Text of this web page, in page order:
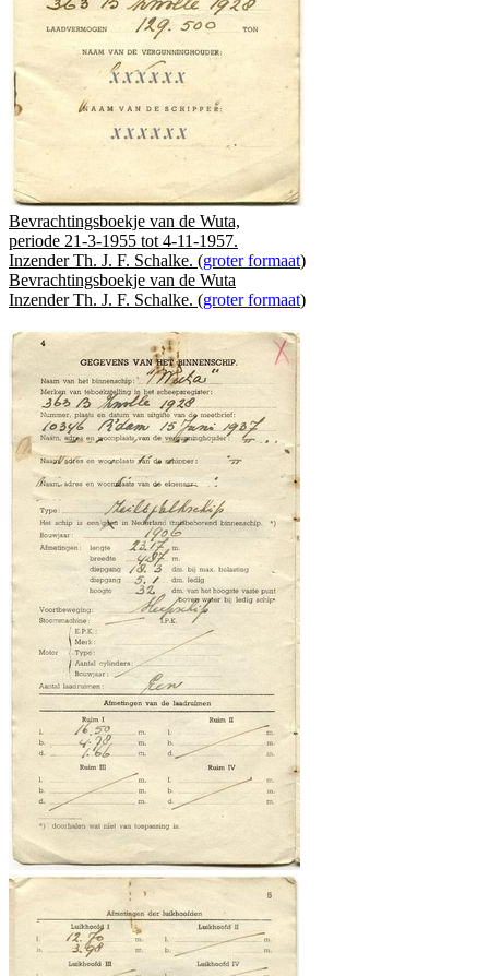
Bevrachtingsboekje van de Wuta,
periode 21-3-1955 tot 4-11-1957.
Inzender Th. J. F. Schalke. (groter formaat)
Bevrachtingsboekje van de Wuta
Inzender Th. J. F. Schalke. (groter formaat)